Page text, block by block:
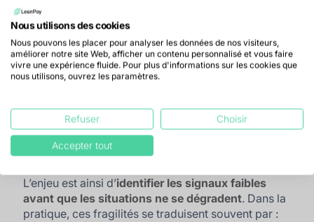
“la hausse des défaillances rappelle également
nécessité d’intervenir le plus tôt possible
La volonté de “passer d’une logique de réaction à
une logique d’anticipation” se traduit par la mise en
avant de la Charte de confiance
fragilités et à encourager une intervention en
amont des situations de blocage. Pour rappel, 35
acteurs publics, privés et associatifs ont signé
cette charte.
L’enjeu est ainsi d’identifier les signaux faibles
avant que les situations ne se dégradent. Dans la
pratique, ces fragilités se traduisent souvent par :
Nous utilisons des cookies
Nous pouvons les placer pour analyser les données de nos visiteurs,
améliorer notre site Web, afficher un contenu personnalisé et vous faire
vivre une expérience fluide. Pour plus d'informations sur les cookies que
nous utilisons, ouvrez les paramètres.
Refuser Choisir
Accepter tout